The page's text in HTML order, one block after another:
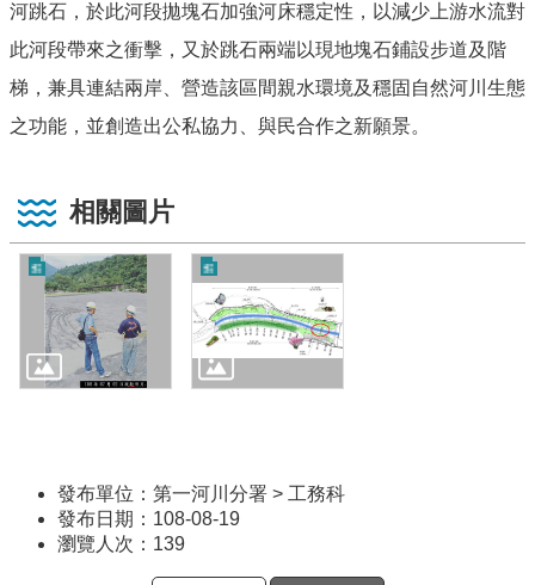
河跳石，於此河段拋塊石加強河床穩定性，以減少上游水流對
此河段帶來之衝擊，又於跳石兩端以現地塊石鋪設步道及階
梯，兼具連結兩岸、營造該區間親水環境及穩固自然河川生態
之功能，並創造出公私協力、與民合作之新願景。
相關圖片
發布單位：第一河川分署 > 工務科
發布日期：108-08-19
瀏覽人次： 139